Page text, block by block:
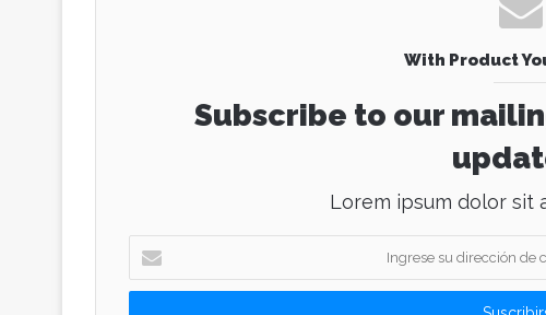
With Product
Subscribe to our
Lorem ipsum dolor sit
g